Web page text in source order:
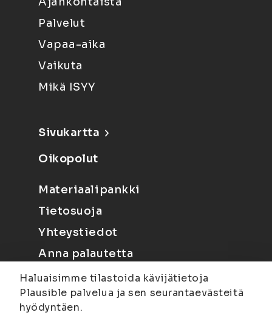
Palvelut
Vapaa-aika
Vaikuta
Mikä ISYY
Sivukartta
Oikopolut
Materiaalipankki
Tietosuoja
Yhteystiedot
Anna palautetta
Haluaisimme tilastoida kävijätietoja
Plausible palvelua ja sen seurantaevästeitä
hyödyntäen.